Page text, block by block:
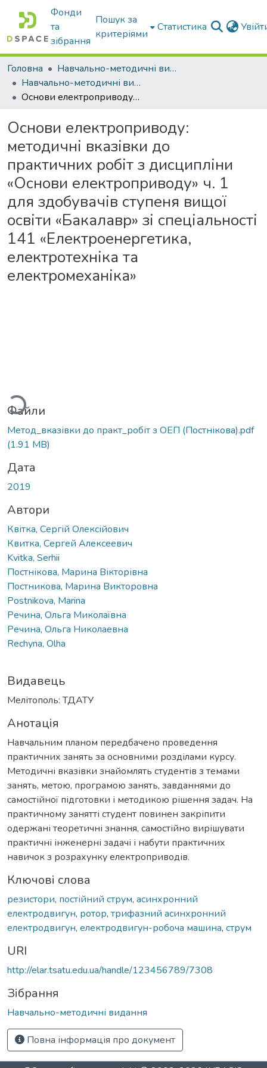
Фонди
та
зібрання
Пошук за
критеріями
Статистика
Головна
Навчально-методичні видання
Навчально-методичні видання
Основи електроприводу: методичні вказівки до практичних робіт з дисципліни «Основи електроприводу» ч. 1 для здобувачів ступеня вищої освіти «Бакалавр» зі спеціальності 141 «Електроенергетика, електротехніка та електромеханіка»
Основи електроприводу:
методичні вказівки до
практичних робіт з дисципліни
«Основи електроприводу» ч. 1
для здобувачів ступеня вищої
освіти «Бакалавр» зі спеціальності
141 «Електроенергетика,
електротехніка та
електромеханіка»
Файли
Метод_вказівки до практ_робіт з ОЕП (Постнікова).pdf
(1.91 MB)
Дата
2019
Автори
Квітка, Сергій Олексійович
Квитка, Сергей Алексеевич
Kvitka, Serhii
Постнікова, Марина Вікторівна
Постникова, Марина Викторовна
Postnikova, Marina
Речина, Ольга Миколаївна
Речина, Ольга Николаевна
Rechyna, Olha
Видавець
Мелітополь: ТДАТУ
Анотація
Навчальним планом передбачено проведення
практичних занять за основними розділами курсу.
Методичні вказівки знайомлять студентів з темами
занять, метою, програмою занять, завданнями до
самостійної підготовки і методикою рішення задач. На
практичному занятті студент повинен закріпити
одержані теоретичні знання, самостійно вирішувати
практичні інженерні задачі і набути практичних
навичок з розрахунку електроприводів.
Ключові слова
резистори, постійний струм, асинхронний
електродвигун, ротор, трифазний асинхронний
електродвигун, електродвигун-робоча машина, струм
URI
http://elar.tsatu.edu.ua/handle/123456789/7308
Зібрання
Навчально-методичні видання
Повна інформація про документ